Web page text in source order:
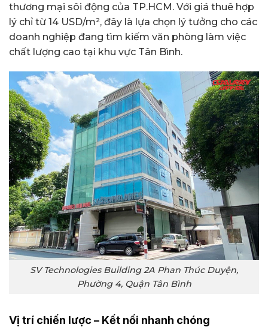
thương mại sôi động của TP.HCM. Với giá thuê hợp
lý chỉ từ 14 USD/m², đây là lựa chọn lý tưởng cho các
doanh nghiệp đang tìm kiếm văn phòng làm việc
chất lượng cao tại khu vực Tân Bình.
SV Technologies Building 2A Phan Thúc Duyện,
Phường 4, Quận Tân Bình
Vị trí chiến lược – Kết nối nhanh chóng